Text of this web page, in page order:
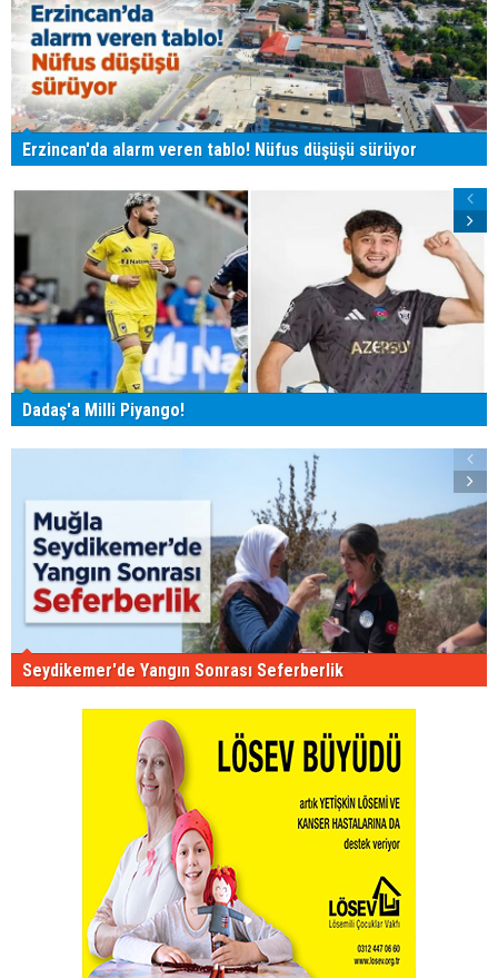
Erzincan'da alarm veren tablo! Nüfus düşüşü sürüyor
Dadaş'a Milli Piyango!
Seydikemer'de Yangın Sonrası Seferberlik